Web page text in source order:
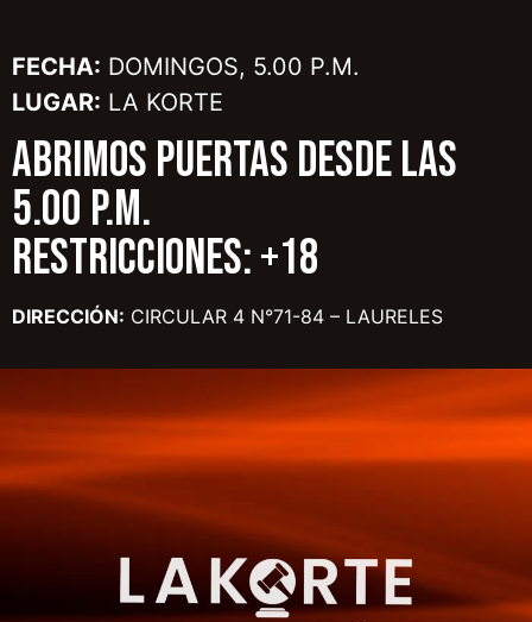
FECHA: DOMINGOS, 5.00 P.M.
LUGAR: LA KORTE
ABRIMOS PUERTAS DESDE LAS
5.00 P.M.
RESTRICCIONES: +18
DIRECCIÓN: CIRCULAR 4 N°71-84 – LAURELES